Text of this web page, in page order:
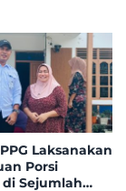
Laksanakan
Porsi
Sejumlah